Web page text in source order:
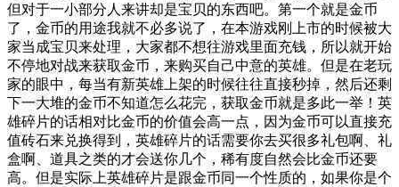
但对于一小部分人来讲却是宝贝的东西吧。第一个就是金币
了，金币的用途我就不必多说了，在本游戏刚上市的时候被大
家当成宝贝来处理，大家都不想往游戏里面充钱，所以就开始
不停地对战来获取金币，来购买自己中意的英雄。但是在老玩
家的眼中，每当有新英雄上架的时候往往直接秒掉，然后还剩
下一大堆的金币不知道怎么花完，获取金币就是多此一举！英
雄碎片的话相对比金币的价值会高一点，因为金币可以直接充
值砖石来兑换得到，英雄碎片的话需要你去买很多礼包啊、礼
盒啊、道具之类的才会送你几个，稀有度自然会比金币还要
高。但是实际上英雄碎片是跟金币同一个性质的，如果你是个